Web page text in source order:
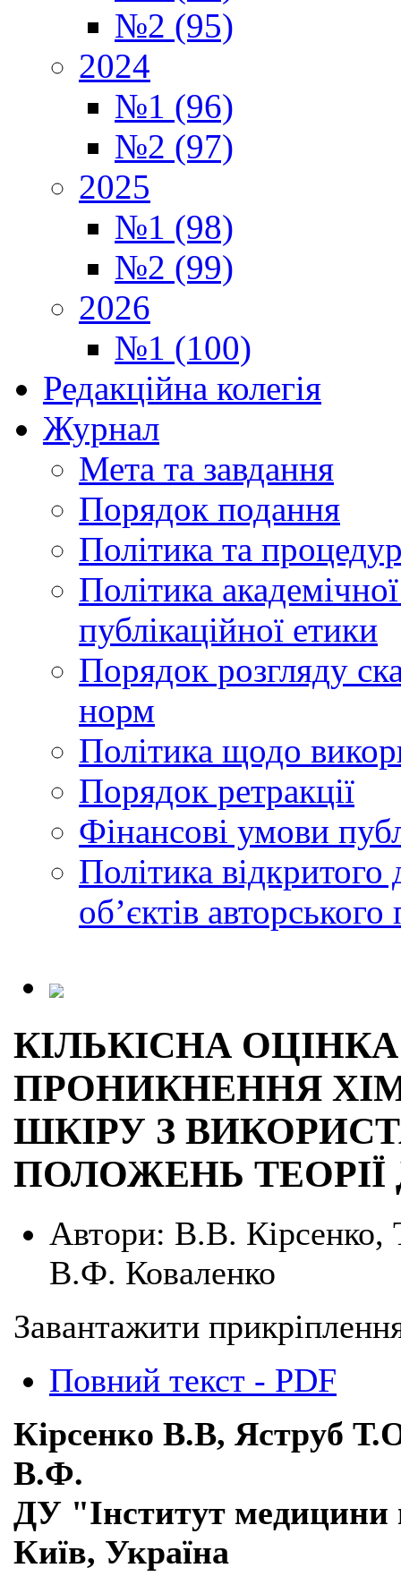
№2 (95)
2024
№1 (96)
№2 (97)
2025
№1 (98)
№2 (99)
2026
№1 (100)
Редакційна колегія
Журнал
Мета та завдання
Порядок подання
Політика та
Політика
публікаційної етики
Порядок розгляду
норм
Політика щодо
Порядок ретракції
Фінансові умови
Політика
обʼєктів авторського
КІЛЬКІСНА
ПРОНИКНЕННЯ
ШКІРУ З
ПОЛОЖЕНЬ ТЕОРІЇ
Автори: В.В.
В.Ф. Коваленко
Завантажити
Повний текст - PDF
Кірсенко В.В, Яструб
В.Ф.
ДУ "Інститут
Київ, Україна